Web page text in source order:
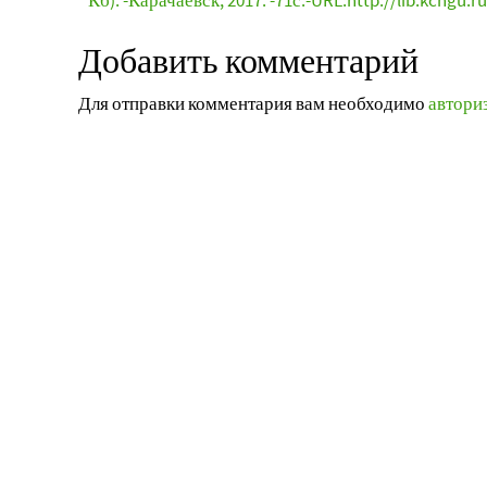
Добавить комментарий
Для отправки комментария вам необходимо